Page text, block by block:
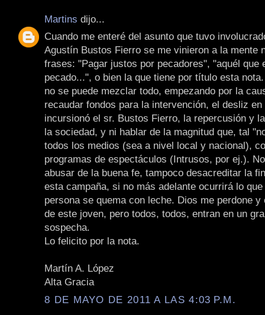
Martins dijo...
Cuando me enteré del asunto que tuvo
Agustín Bustos Fierro se me vinieron a la mente
frases: "Pagar justos por pecadores", "aquél que
pecado...", o bien la que tiene por título esta
no se puede mezclar todo, empezando por la
recaudar fondos para la intervención, el desliz en
incursionó el sr. Bustos Fierro, la repercusión y
la sociedad, y ni hablar de la magnitud que, tal
todos los medios (sea a nivel local y nacional),
programas de espectáculos (Intrusos, por ej.).
abusar de la buena fe, tampoco desacreditar la
esta campaña, si no más adelante ocurrirá lo que
persona se quema con leche. Dios me perdone y
de este joven, pero todos, todos, entran en un
sospecha.
Lo felicito por la nota.
Martín A. López
Alta Gracia
8 DE MAYO DE 2011 A LAS 4:03 P.M.